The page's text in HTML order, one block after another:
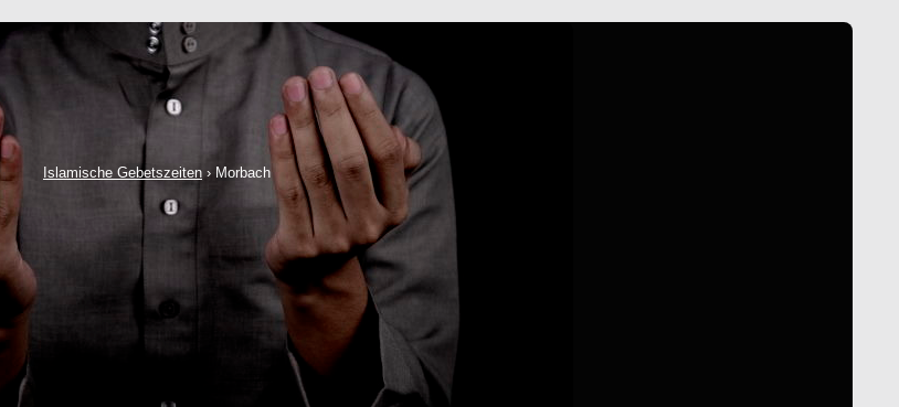
Islamische Gebetszeiten › Morbach